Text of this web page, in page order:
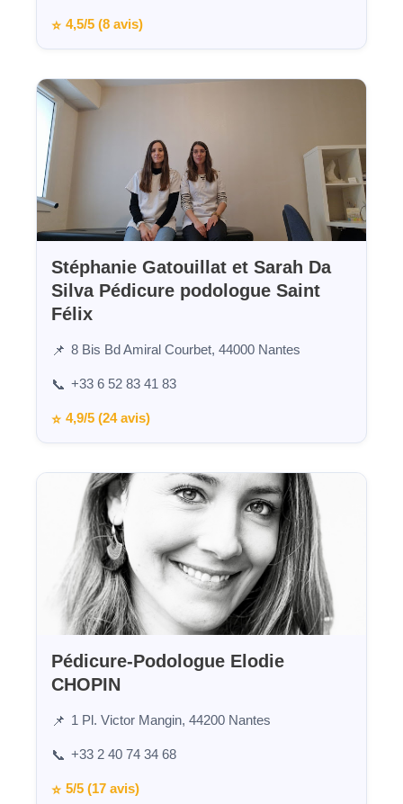
⭐ 4,5/5 (8 avis)
Stéphanie Gatouillat et Sarah Da
Silva Pédicure podologue Saint
Félix
📌 8 Bis Bd Amiral Courbet, 44000 Nantes
📞 +33 6 52 83 41 83
⭐ 4,9/5 (24 avis)
Pédicure-Podologue Elodie
CHOPIN
📌 1 Pl. Victor Mangin, 44200 Nantes
📞 +33 2 40 74 34 68
⭐ 5/5 (17 avis)